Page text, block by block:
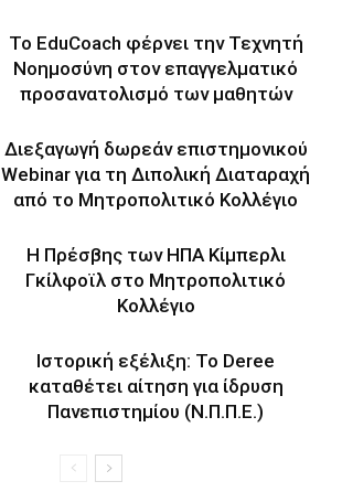
Το EduCoach φέρνει την Τεχνητή
Νοημοσύνη στον επαγγελματικό
προσανατολισμό των μαθητών
Διεξαγωγή δωρεάν επιστημονικού
Webinar για τη Διπολική Διαταραχή
από το Μητροπολιτικό Κολλέγιο
Η Πρέσβης των ΗΠΑ Κίμπερλι
Γκίλφοϊλ στο Μητροπολιτικό
Κολλέγιο
Ιστορική εξέλιξη: Το Deree
καταθέτει αίτηση για ίδρυση
Πανεπιστημίου (Ν.Π.Π.Ε.)